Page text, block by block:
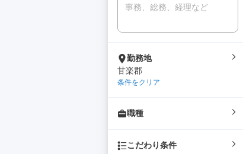
勤務地
甘楽郡
条件をクリア
職種
こだわり条件